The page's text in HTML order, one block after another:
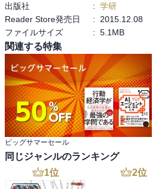
出版社
: 学研
Reader Store発売日
:
2015.12.08
ファイルサイズ
: 5.1MB
関連する特集
ビッグサマーセール
同じジャンルのランキング
1位 2位